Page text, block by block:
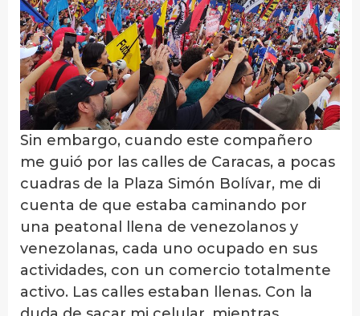
Sin embargo, cuando este compañero
me guió por las calles de Caracas, a pocas
cuadras de la Plaza Simón Bolívar, me di
cuenta de que estaba caminando por
una peatonal llena de venezolanos y
venezolanas, cada uno ocupado en sus
actividades, con un comercio totalmente
activo. Las calles estaban llenas. Con la